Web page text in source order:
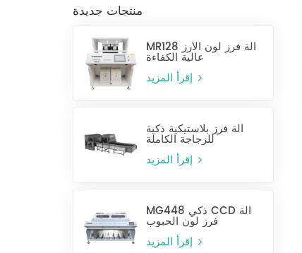
منتجات جديدة
MR128 آلة فرز لون الأرز
عالية الكفاءة
إقرأ المزيد
آلة فرز بلاستيكية ذكية
للزجاجة الكاملة
إقرأ المزيد
MG448 ذكي CCD آلة
فرز لون الحبوب
إقرأ المزيد